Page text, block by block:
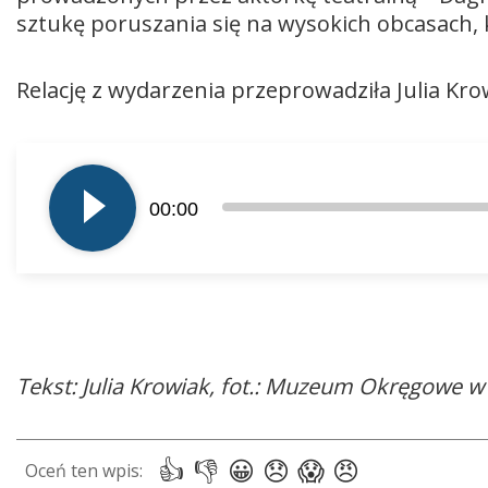
sztukę poruszania się na wysokich
Relację z wydarzenia przeprowadziła Julia
plików
dźwiękowych
00:00
Tekst: Julia Krowiak, fot.: Muzeum Okręgowe w